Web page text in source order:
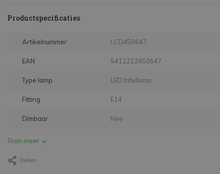
Productspecificaties
Artikelnummer LCD450647
EAN 5411212450647
Type lamp LED tafellamp
Fitting E14
Dimbaar Nee
Toon meer
Delen